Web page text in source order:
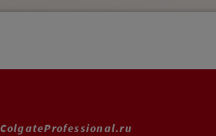
ColgateProfessional.ru